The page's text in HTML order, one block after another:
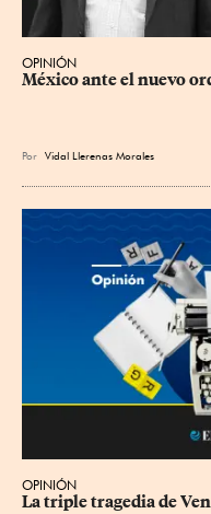
OPINIÓN
México ante el nuevo
Por Vidal Llerenas Morales
OPINIÓN
La triple tragedia de